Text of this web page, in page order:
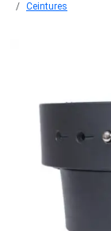
Ceintures